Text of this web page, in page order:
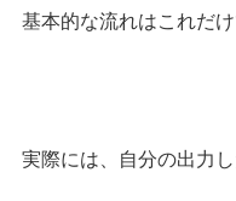
基本的な流れはこれだけ
実際には、自分の出力